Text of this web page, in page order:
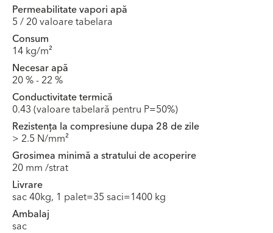
Permeabilitate vapori apă
5 / 20 valoare tabelara
Consum
14 kg/m²
Necesar apă
20 % - 22 %
Conductivitate termică
0.43 (valoare tabelară pentru P=50%)
Rezistența la compresiune dupa 28 de zile
> 2.5 N/mm²
Grosimea minimă a stratului de acoperire
20 mm /strat
Livrare
sac 40kg, 1 palet=35 saci=1400 kg
Ambalaj
sac